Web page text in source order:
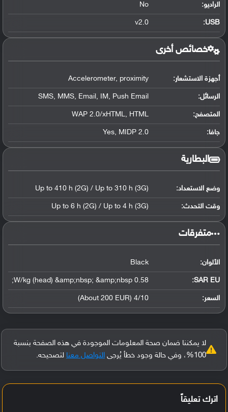
الراديو: No
USB
:
v2.0
خصائص أخرى
أجهزة الاستشعار: Accelerometer, proximity
الرسائل: SMS, MMS, Email, IM, Push Email
المتصفح: WAP 2.0/xHTML, HTML
جافا: Yes, MIDP 2.0
البطارية
وضع الاستعداد: Up to 410 h (2G) / Up to 310 h (3G)
وقت التحدث: Up to 6 h (2G) / Up to 4 h (3G)
‏متفرقات‏
الألوان: Black
SAR EU:
0.58 W/kg (head) &amp;nbsp; &amp;nbsp;
السعر: 4/10 (About 200 EUR)
لا يمكننا ضمان صحة المعلومات الموجودة في هذه الصفحة بنسبة
100%، وفي حالة وجود خطأ يُرجى
التواصل معنا لتصحيحه.
اترك تعليقاً